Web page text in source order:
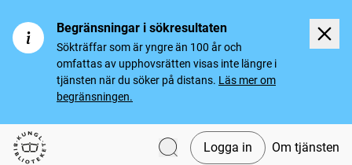
Begränsningar i sökresultaten
Sökträffar som är yngre än 100 år och
omfattas av upphovsrätten visas inte längre i
tjänsten när du söker på distans. Läs mer om
begränsningen.
Svenska tidningar
Logga in Om tjänsten